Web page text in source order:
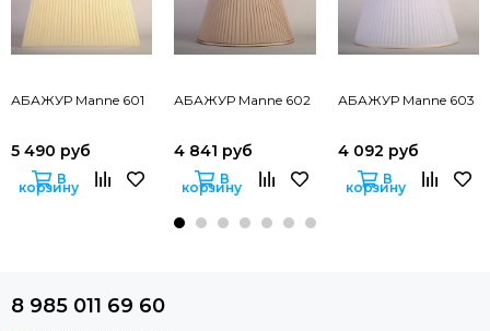
АБАЖУР Manne 601
5 490 руб
В
корзину
АБАЖУР Manne 602
4 841 руб
В
корзину
АБАЖУР Manne 603
4 092 руб
В
корзину
8 985 011 69 60